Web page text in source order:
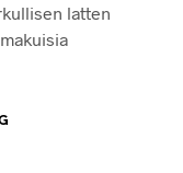
latten